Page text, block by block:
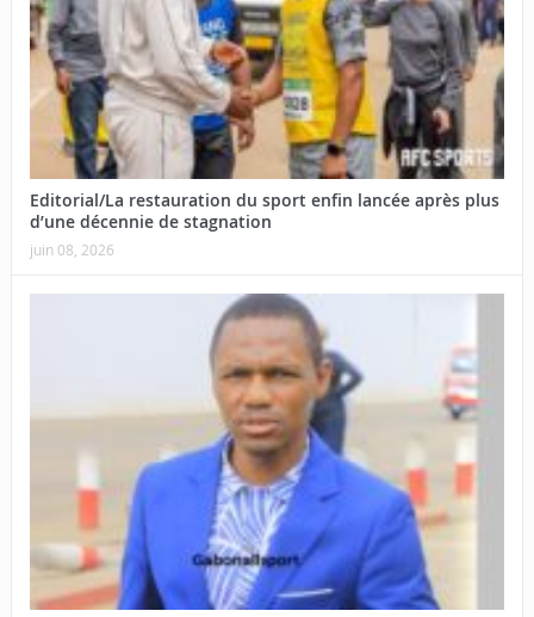
Editorial/La restauration du sport enfin lancée après plus
d’une décennie de stagnation
juin 08, 2026